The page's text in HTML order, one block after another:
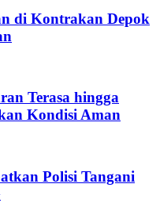
di Kontrakan Depok
Terasa hingga
Kondisi Aman
Polisi Tangani